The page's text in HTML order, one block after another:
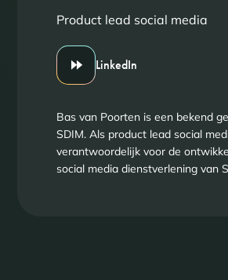
Product lead social media
LinkedIn
Bas van Poorten is een bekend
SDIM. Als product lead social
verantwoordelijk voor de
social media dienstverlening van